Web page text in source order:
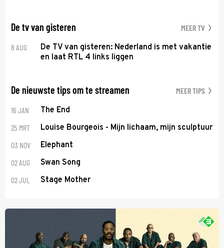
De tv van gisteren MEER TV
8 AUG
De TV van gisteren: Nederland is met vakantie
en laat RTL 4 links liggen
De nieuwste tips om te streamen MEER TIPS
16 JAN The End
25 MRT Louise Bourgeois - Mijn lichaam, mijn sculptuur
03 NOV Elephant
02 AUG Swan Song
02 JUL Stage Mother